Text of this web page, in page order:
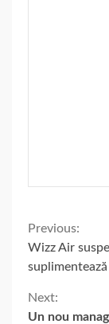
Previous:
Wizz Air
Next:
Un nou